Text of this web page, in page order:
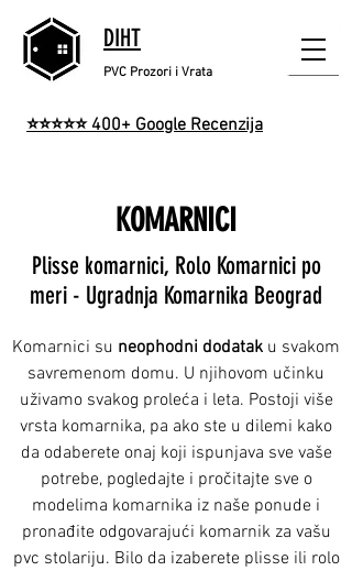
DIHT
PVC Prozori i Vrata
⭐⭐⭐⭐⭐400+ Google Recenzija
KOMARNICI
Plisse komarnici, Rolo Komarnici po
meri - Ugradnja Komarnika Beograd
Komarnici su neophodni dodatak u svakom
savremenom domu. U njihovom učinku
uživamo svakog proleća i leta. Postoji više
vrsta komarnika, pa ako ste u dilemi kako
da odaberete onaj koji ispunjava sve vaše
potrebe, pogledajte i pročitajte sve o
modelima komarnika iz naše ponude i
pronađite odgovarajući komarnik za vašu
pvc stolariju. Bilo da izaberete plisse ili rolo